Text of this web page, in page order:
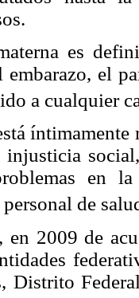
es
embarazo, el
a cualquier
injusticia
en
de
en 2009 de
Distrito